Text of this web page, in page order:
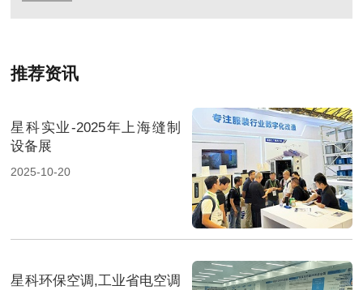
推荐资讯
星科实业-2025年上海缝制
设备展
2025-10-20
星科环保空调,工业省电空调